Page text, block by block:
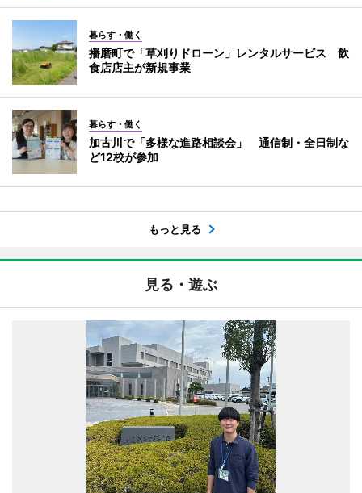
暮らす・働く
播磨町で「草刈りドローン」レンタルサービス 飲
食店店主が新規事業
暮らす・働く
加古川で「多様な進路相談会」 通信制・全日制な
ど12校が参加
もっと見る
見る・遊ぶ